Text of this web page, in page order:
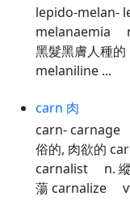
lepido-melan-
melanaemia
黑髮黑膚人種
melaniline ...
carn 肉
carn- carnage
俗的, 肉欲的
carnalist n. 縱
蕩 carnalize